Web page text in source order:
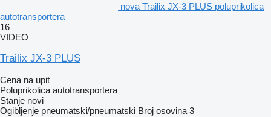
nova Trailix JX-3 PLUS poluprikolica
autotransportera
16
VIDEO
Trailix JX-3 PLUS
Cena na upit
Poluprikolica autotransportera
Stanje novi
Ogibljenje pneumatski/pneumatski Broj osovina 3